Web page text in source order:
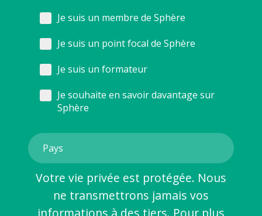
Je suis un membre de Sphère
Je suis un point focal de Sphère
Je suis un formateur
Je souhaite en savoir davantage sur
Sphère
Votre vie privée est protégée. Nous
ne transmettrons jamais vos
informations à des tiers. Pour plus